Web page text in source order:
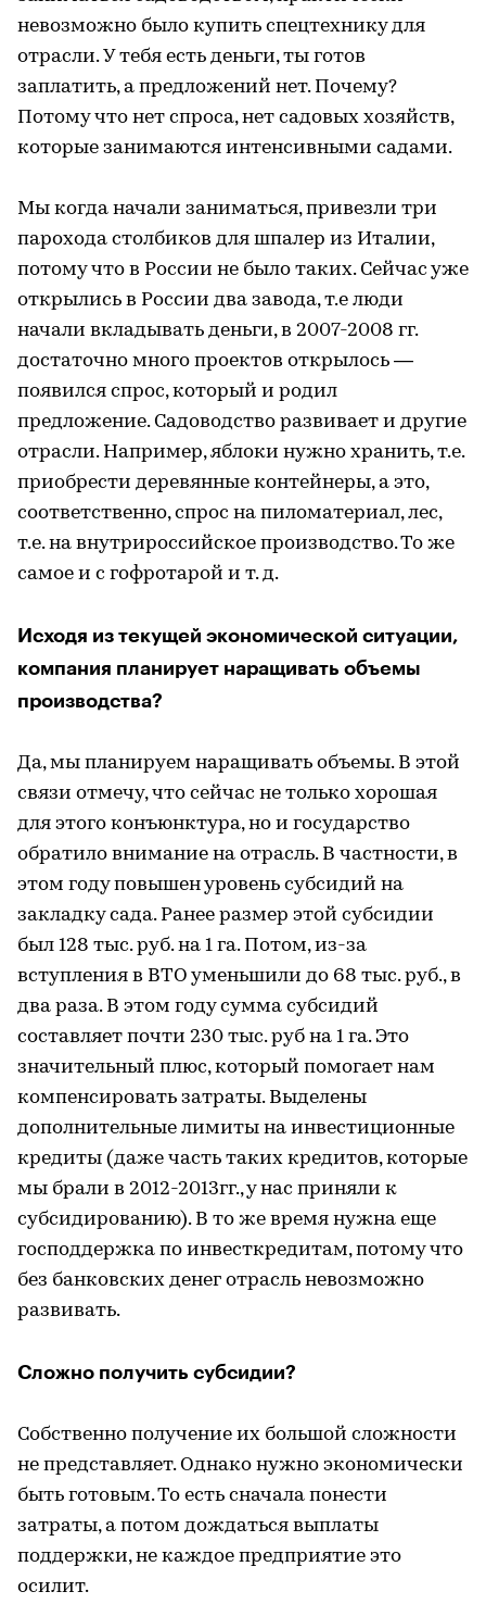
невозможно было купить спецтехнику для
отрасли. У тебя есть деньги, ты готов
заплатить, а предложений нет. Почему?
Потому что нет спроса, нет садовых хозяйств,
которые занимаются интенсивными садами.
Мы когда начали заниматься, привезли три
парохода столбиков для шпалер из Италии,
потому что в России не было таких. Сейчас уже
открылись в России два завода, т.е люди
начали вкладывать деньги, в 2007-2008 гг.
достаточно много проектов открылось —
появился спрос, который и родил
предложение. Садоводство развивает и другие
отрасли. Например, яблоки нужно хранить, т.е.
приобрести деревянные контейнеры, а это,
соответственно, спрос на пиломатериал, лес,
т.е. на внутрироссийское производство. То же
самое и с гофротарой и т. д.
Исходя из текущей экономической ситуации,
компания планирует наращивать объемы
производства?
Да, мы планируем наращивать объемы. В этой
связи отмечу, что сейчас не только хорошая
для этого конъюнктура, но и государство
обратило внимание на отрасль. В частности, в
этом году повышен уровень субсидий на
закладку сада. Ранее размер этой субсидии
был 128 тыс. руб. на 1 га. Потом, из-за
вступления в ВТО уменьшили до 68 тыс. руб., в
два раза. В этом году сумма субсидий
составляет почти 230 тыс. руб на 1 га. Это
значительный плюс, который помогает нам
компенсировать затраты. Выделены
дополнительные лимиты на инвестиционные
кредиты (даже часть таких кредитов, которые
мы брали в 2012-2013гг., у нас приняли к
субсидированию). В то же время нужна еще
господдержка по инвесткредитам, потому что
без банковских денег отрасль невозможно
развивать.
Сложно получить субсидии?
Собственно получение их большой сложности
не представляет. Однако нужно экономически
быть готовым. То есть сначала понести
затраты, а потом дождаться выплаты
поддержки, не каждое предприятие это
осилит.